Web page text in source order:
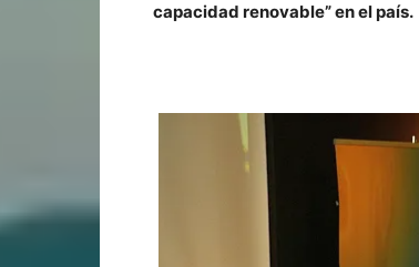
capacidad renovable” en el país.